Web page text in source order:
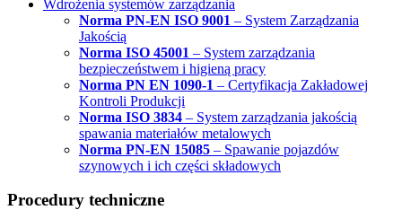
Wdrożenia systemów zarządzania
Norma PN-EN ISO 9001 – System Zarządzania
Jakością
Norma ISO 45001 – System zarządzania
bezpieczeństwem i higieną pracy
Norma PN EN 1090-1 – Certyfikacja Zakładowej
Kontroli Produkcji
Norma ISO 3834 – System zarządzania jakością
spawania materiałów metalowych
Norma PN-EN 15085 – Spawanie pojazdów
szynowych i ich części składowych
Procedury techniczne